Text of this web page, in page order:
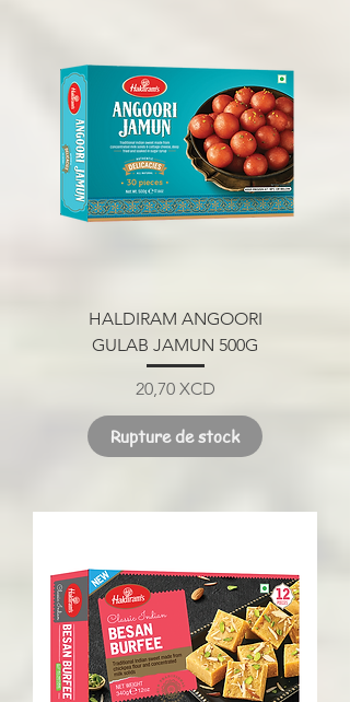
HALDIRAM ANGOORI
GULAB JAMUN 500G
Prix
20,70 XCD
Rupture de stock